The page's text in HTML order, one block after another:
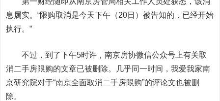
息属实。“限购取消是今天下午（20日）被告知的，已经开始
执行。”
不过，到了下午5时许，南京房协微信公众号上有关取
消二手房限购的文章已被删除。几乎同一时间，我爱我家南
京研究院对于“南京全面取消二手房限购”的评论文也被删
除。